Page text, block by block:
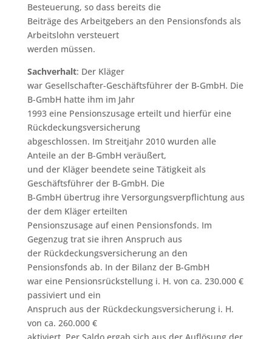
Besteuerung, so dass bereits die
Beiträge des Arbeitgebers an den Pensionsfonds als
Arbeitslohn versteuert
werden müssen.
Sachverhalt: Der Kläger
war Gesellschafter-Geschäftsführer der B-GmbH. Die
B-GmbH hatte ihm im Jahr
1993 eine Pensionszusage erteilt und hierfür eine
Rückdeckungsversicherung
abgeschlossen. Im Streitjahr 2010 wurden alle
Anteile an der B-GmbH veräußert,
und der Kläger beendete seine Tätigkeit als
Geschäftsführer der B-GmbH. Die
B-GmbH übertrug ihre Versorgungsverpflichtung aus
der dem Kläger erteilten
Pensionszusage auf einen Pensionsfonds. Im
Gegenzug trat sie ihren Anspruch aus
der Rückdeckungsversicherung an den
Pensionsfonds ab. In der Bilanz der B-GmbH
war eine Pensionsrückstellung i. H. von ca. 230.000 €
passiviert und ein
Anspruch aus der Rückdeckungsversicherung i. H.
von ca. 260.000 €